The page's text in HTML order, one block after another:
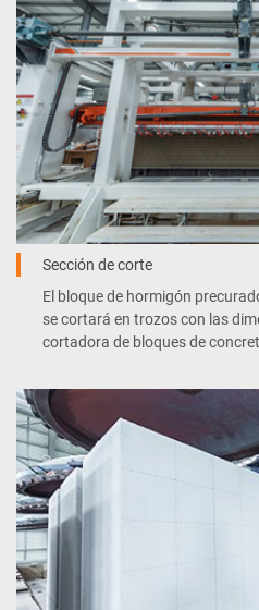
Sección de corte
El bloque de hormigón
se cortará en trozos con las
cortadora de bloques de